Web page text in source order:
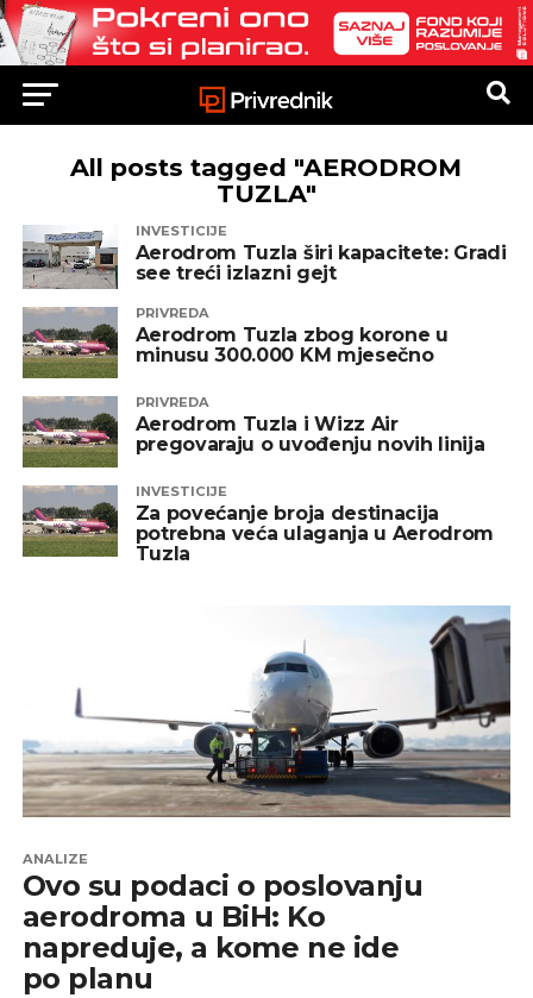
All posts tagged "AERODROM
TUZLA"
INVESTICIJE
Aerodrom Tuzla širi kapacitete: Gradi
see treći izlazni gejt
PRIVREDA
Aerodrom Tuzla zbog korone u
minusu 300.000 KM mjesečno
PRIVREDA
Aerodrom Tuzla i Wizz Air
pregovaraju o uvođenju novih linija
INVESTICIJE
Za povećanje broja destinacija
potrebna veća ulaganja u Aerodrom
Tuzla
ANALIZE
Ovo su podaci o poslovanju
aerodroma u BiH: Ko
napreduje, a kome ne ide
po planu